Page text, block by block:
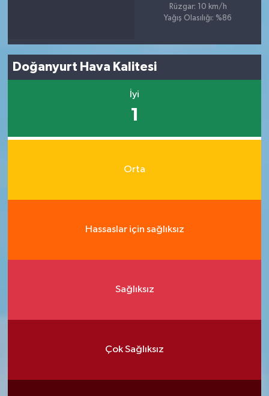
Rüzgar: 10 km/h
Yağış Olasılığı: %86
Doğanyurt Hava Kalitesi
İyi
1
Orta
Hassaslar için sağlıksız
Sağlıksız
Çok Sağlıksız